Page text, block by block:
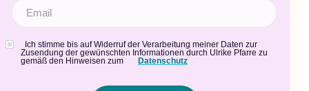
Ich stimme bis auf Widerruf der Verarbeitung meiner Daten zur
Zusendung der gewünschten Informationen durch Ulrike Pfarre zu
gemäß den Hinweisen zum
Datenschutz